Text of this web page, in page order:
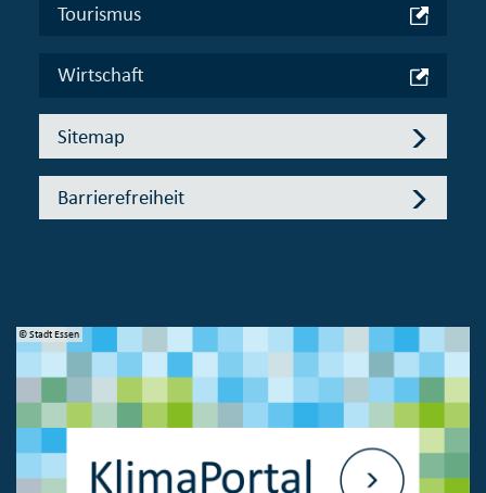
Tourismus
Wirtschaft
Sitemap
Barrierefreiheit
© Stadt Essen